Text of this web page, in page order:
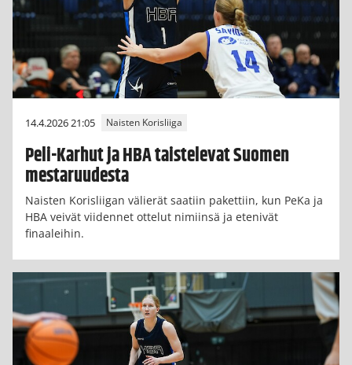
14.4.2026 21:05 Naisten Korisliiga
Peli-Karhut ja HBA taistelevat Suomen
mestaruudesta
Naisten Korisliigan välierät saatiin pakettiin, kun PeKa ja
HBA veivät viidennet ottelut nimiinsä ja etenivät
finaaleihin.